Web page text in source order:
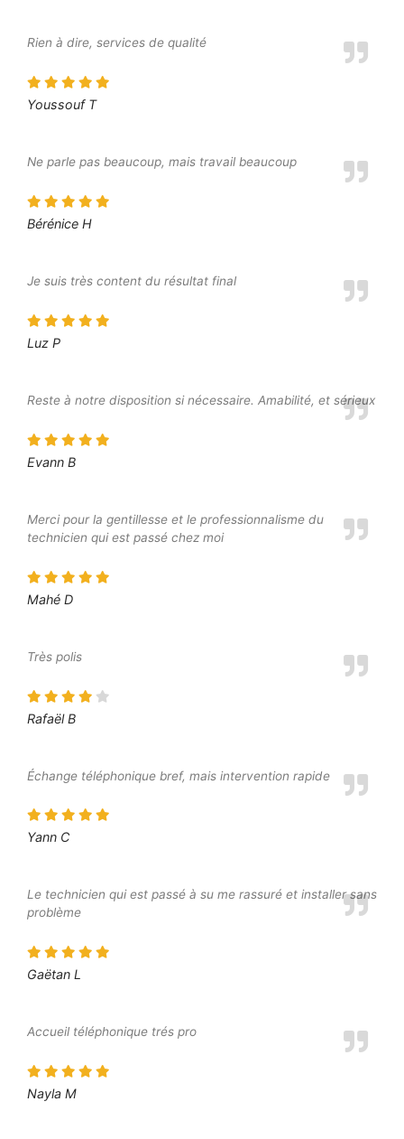
Rien à dire, services de qualité
Youssouf T
Ne parle pas beaucoup, mais travail beaucoup
Bérénice H
Je suis très content du résultat final
Luz P
Reste à notre disposition si nécessaire. Amabilité, et sérieux
Evann B
Merci pour la gentillesse et le professionnalisme du
technicien qui est passé chez moi
Mahé D
Très polis
Rafaël B
Échange téléphonique bref, mais intervention rapide
Yann C
Le technicien qui est passé à su me rassuré et installer sans
problème
Gaëtan L
Accueil téléphonique trés pro
Nayla M